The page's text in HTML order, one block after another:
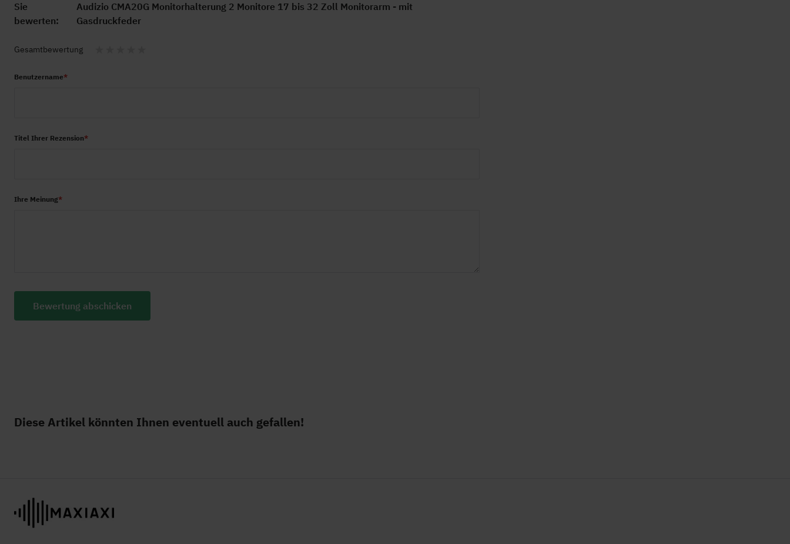
Sie
bewerten:
Audizio CMA20G Monitorhalterung 2 Monitore 17 bis 32 Zoll Monitorarm - mit
Gasdruckfeder
Gesamtbewertung
Benutzername
Titel Ihrer Rezension
Ihre Meinung
Bewertung abschicken
Diese Artikel könnten Ihnen eventuell auch gefallen!